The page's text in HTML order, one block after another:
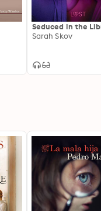
Seduced in the
Sarah Skov